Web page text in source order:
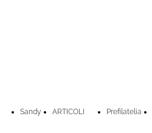
Sandy ARTICOLI Prefilatelia